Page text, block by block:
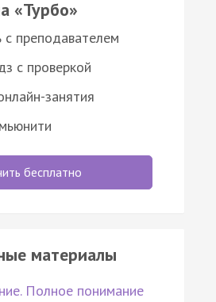
«Турбо»
с преподавателем
с проверкой
занятия
бесплатно
материалы
Полное понимание